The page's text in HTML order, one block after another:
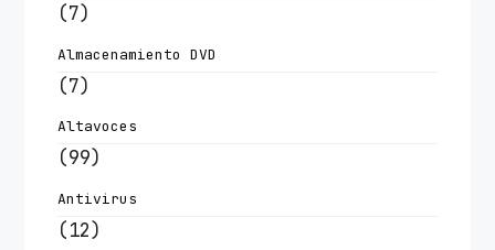
(7)
Almacenamiento DVD
(7)
Altavoces
(99)
Antivirus
(12)